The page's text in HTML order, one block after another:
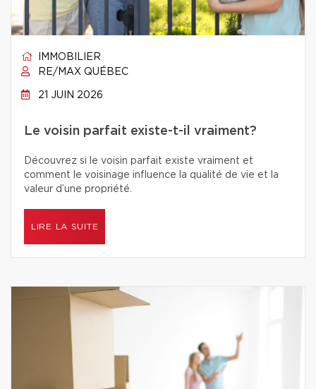
IMMOBILIER
RE/MAX QUÉBEC
21 JUIN 2026
Le voisin parfait existe-t-il vraiment?
Découvrez si le voisin parfait existe vraiment et
comment le voisinage influence la qualité de vie et la
valeur d’une propriété.
LIRE LA SUITE